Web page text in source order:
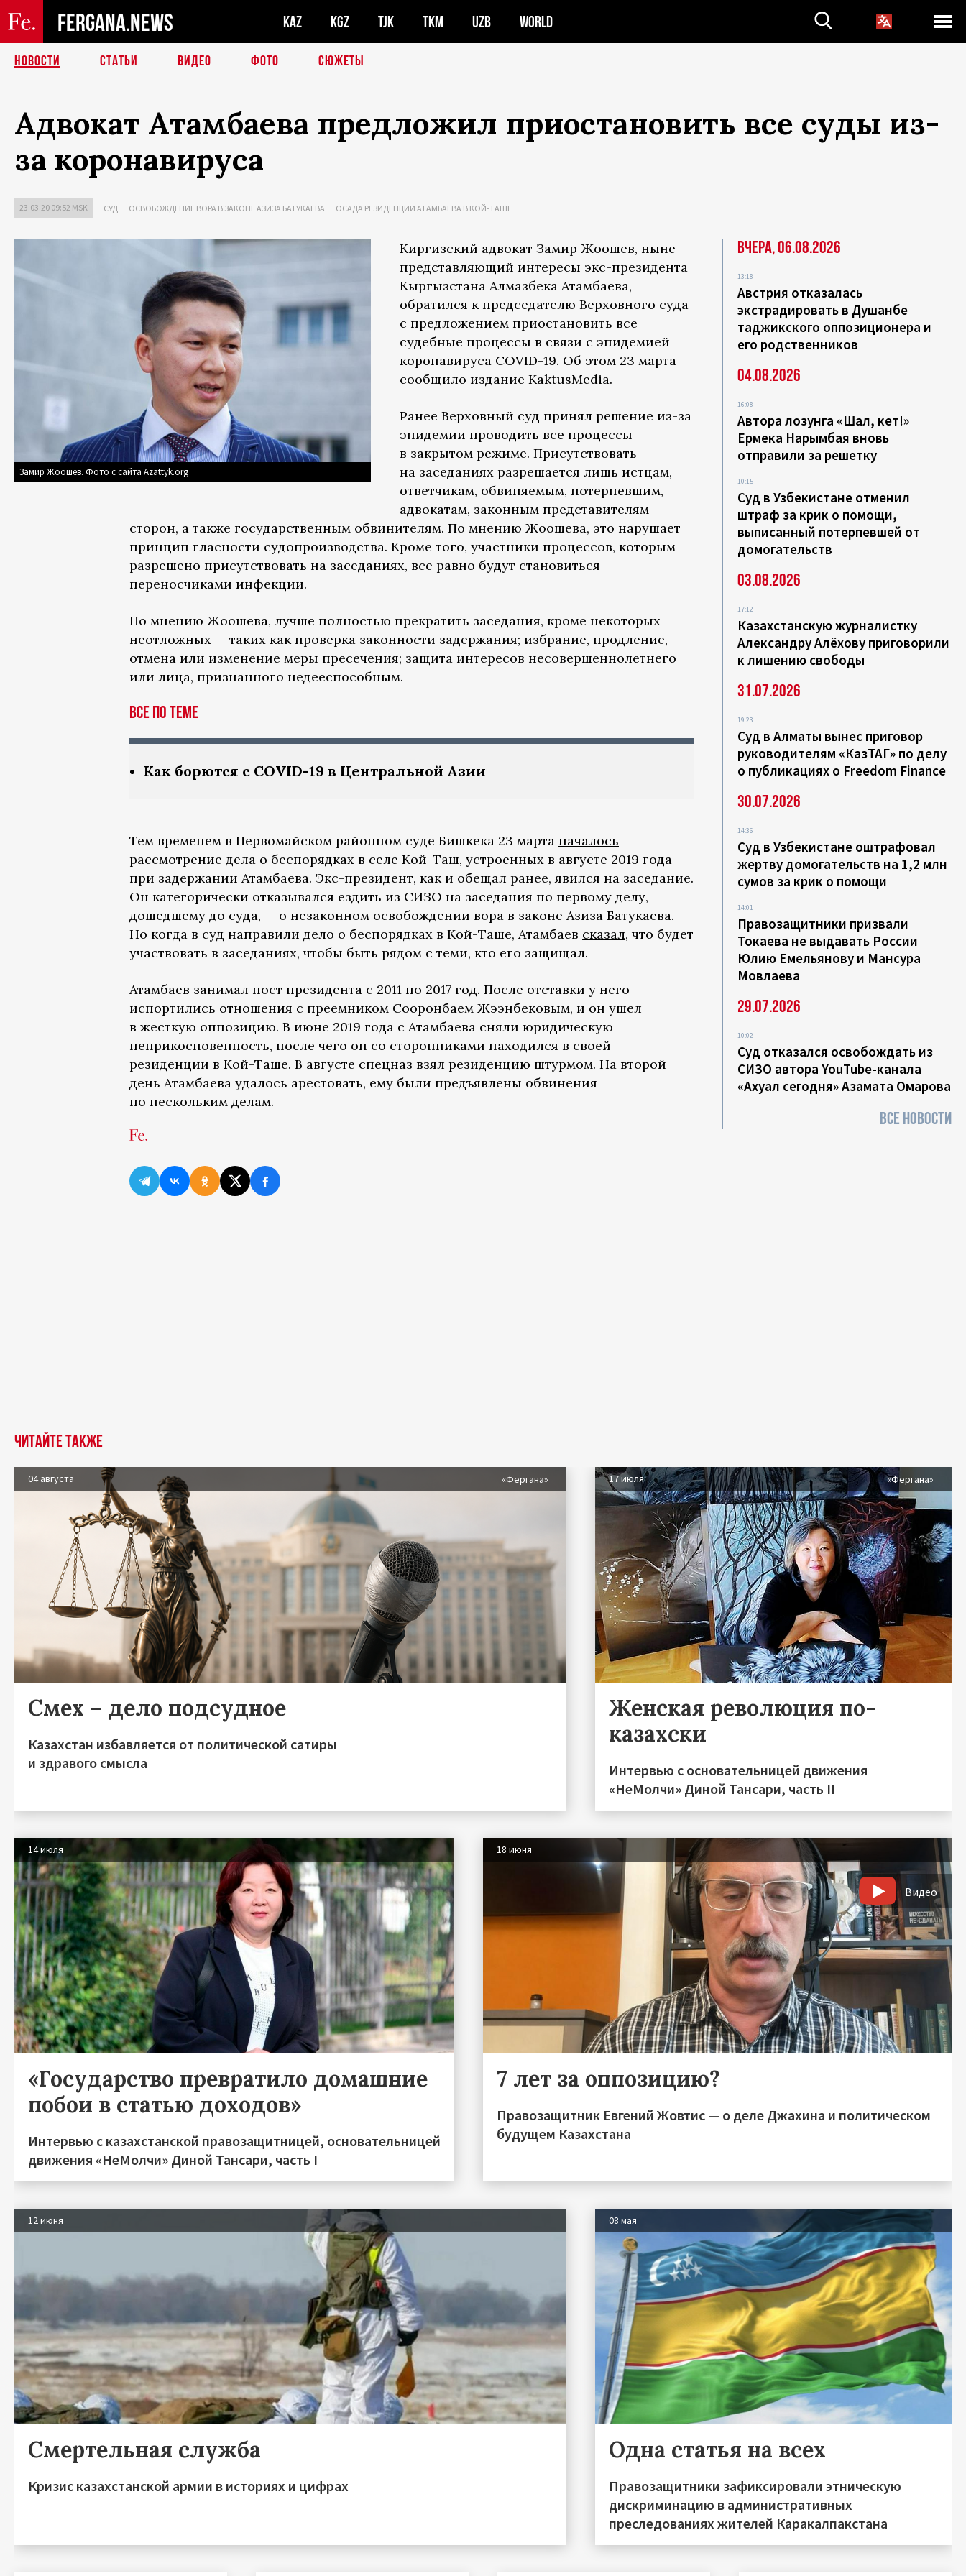
FERGANA.NEWS KAZ KGZ TJK TKM UZB WORLD
НОВОСТИ СТАТЬИ ВИДЕО ФОТО СЮЖЕТЫ
Адвокат Атамбаева предложил приостановить все суды из-
за коронавируса
23.03.20 09:52 MSK СУД ОСВОБОЖДЕНИЕ ВОРА В ЗАКОНЕ АЗИЗА БАТУКАЕВА ОСАДА РЕЗИДЕНЦИИ АТАМБАЕВА В КОЙ-ТАШЕ
Замир Жоошев. Фото с сайта Azattyk.org
Киргизский адвокат Замир Жоошев, ныне
представляющий интересы экс-президента
Кыргызстана Алмазбека Атамбаева,
обратился к председателю Верховного суда
с предложением приостановить все
судебные процессы в связи с эпидемией
коронавируса COVID-19. Об этом 23 марта
сообщило издание KaktusMedia.
Ранее Верховный суд принял решение из-за
эпидемии проводить все процессы
в закрытом режиме. Присутствовать
на заседаниях разрешается лишь истцам,
ответчикам, обвиняемым, потерпевшим,
адвокатам, законным представителям
сторон, а также государственным обвинителям. По мнению Жоошева, это нарушает
принцип гласности судопроизводства. Кроме того, участники процессов, которым
разрешено присутствовать на заседаниях, все равно будут становиться
переносчиками инфекции.
По мнению Жоошева, лучше полностью прекратить заседания, кроме некоторых
неотложных — таких как проверка законности задержания; избрание, продление,
отмена или изменение меры пресечения; защита интересов несовершеннолетнего
или лица, признанного недееспособным.
Все по теме
Как борются с COVID-19 в Центральной Азии
Тем временем в Первомайском районном суде Бишкека 23 марта началось
рассмотрение дела о беспорядках в селе Кой-Таш, устроенных в августе 2019 года
при задержании Атамбаева. Экс-президент, как и обещал ранее, явился на заседание.
Он категорически отказывался ездить из СИЗО на заседания по первому делу,
дошедшему до суда, — о незаконном освобождении вора в законе Азиза Батукаева.
Но когда в суд направили дело о беспорядках в Кой-Таше, Атамбаев сказал, что будет
участвовать в заседаниях, чтобы быть рядом с теми, кто его защищал.
Атамбаев занимал пост президента с 2011 по 2017 год. После отставки у него
испортились отношения с преемником Сооронбаем Жээнбековым, и он ушел
в жесткую оппозицию. В июне 2019 года с Атамбаева сняли юридическую
неприкосновенность, после чего он со сторонниками находился в своей
резиденции в Кой-Таше. В августе спецназ взял резиденцию штурмом. На второй
день Атамбаева удалось арестовать, ему были предъявлены обвинения
по нескольким делам.
Вчера, 06.08.2026
13:18
Австрия отказалась
экстрадировать в Душанбе
таджикского оппозиционера и
его родственников
04.08.2026
16:08
Автора лозунга «Шал, кет!»
Ермека Нарымбая вновь
отправили за решетку
10:15
Суд в Узбекистане отменил
штраф за крик о помощи,
выписанный потерпевшей от
домогательств
03.08.2026
17:12
Казахстанскую журналистку
Александру Алёхову приговорили
к лишению свободы
31.07.2026
19:23
Суд в Алматы вынес приговор
руководителям «КазТАГ» по делу
о публикациях о Freedom Finance
30.07.2026
14:36
Суд в Узбекистане оштрафовал
жертву домогательств на 1,2 млн
сумов за крик о помощи
14:01
Правозащитники призвали
Токаева не выдавать России
Юлию Емельянову и Мансура
Мовлаева
29.07.2026
10:02
Суд отказался освобождать из
СИЗО автора YouTube-канала
«Ахуал сегодня» Азамата Омарова
ВСЕ НОВОСТИ
Читайте также
04 августа «Фергана»
Смех – дело подсудное
Казахстан избавляется от политической сатиры
и здравого смысла
17 июля «Фергана»
Женская революция по-
казахски
Интервью с основательницей движения
«НеМолчи» Диной Тансари, часть II
14 июля
«Государство превратило домашние
побои в статью доходов»
Интервью с казахстанской правозащитницей, основательницей
движения «НеМолчи» Диной Тансари, часть I
18 июня
Видео
7 лет за оппозицию?
Правозащитник Евгений Жовтис — о деле Джахина и политическом
будущем Казахстана
12 июня
Смертельная служба
Кризис казахстанской армии в историях и цифрах
08 мая
Одна статья на всех
Правозащитники зафиксировали этническую
дискриминацию в административных
преследованиях жителей Каракалпакстана